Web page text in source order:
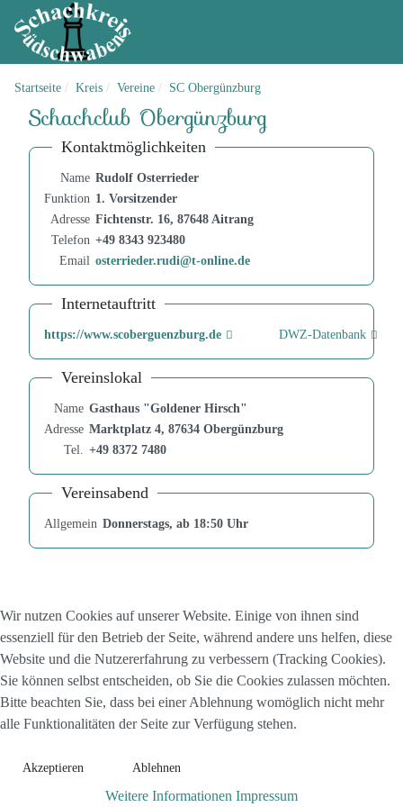
Startseite Kreis Vereine SC Obergünzburg
Schachclub Obergünzburg
Kontaktmöglichkeiten
Name Rudolf Osterrieder
Funktion 1. Vorsitzender
Adresse Fichtenstr. 16, 87648 Aitrang
Telefon +49 8343 923480
Email osterrieder.rudi@t-online.de
Internetauftritt
https://www.scoberguenzburg.de DWZ-Datenbank
Vereinslokal
Name Gasthaus "Goldener Hirsch"
Adresse Marktplatz 4, 87634 Obergünzburg
Tel. +49 8372 7480
Vereinsabend
Allgemein Donnerstags, ab 18:50 Uhr
Wir nutzen Cookies auf unserer Website. Einige von ihnen sind
essenziell für den Betrieb der Seite, während andere uns helfen, diese
Website und die Nutzererfahrung zu verbessern (Tracking Cookies).
Sie können selbst entscheiden, ob Sie die Cookies zulassen möchten.
Bitte beachten Sie, dass bei einer Ablehnung womöglich nicht mehr
alle Funktionalitäten der Seite zur Verfügung stehen.
Akzeptieren Ablehnen
Weitere Informationen Impressum